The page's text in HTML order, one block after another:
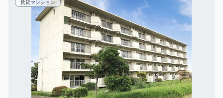
賃貸マンション